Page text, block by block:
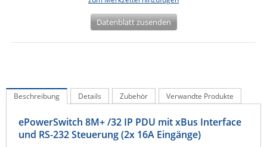
LigoWave
Netio
Panorama Antennas
PatchSee
Datenblatt zusenden
Beschreibung Details Zubehör Verwandte Produkte
ePowerSwitch 8M+ /32 IP PDU mit xBus Interface
und RS-232 Steuerung (2x 16A Eingänge)